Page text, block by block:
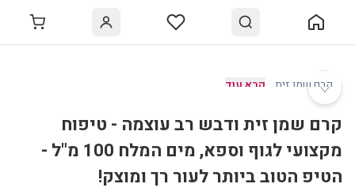
♡
קרם שמן זית קרא עוד
קרם שמן זית ודבש רב עוצמה - טיפוח
מקצועי לגוף וספא, מים המלח 100 מ"ל -
הטיפ הטוב ביותר לעור רך ומוצק!